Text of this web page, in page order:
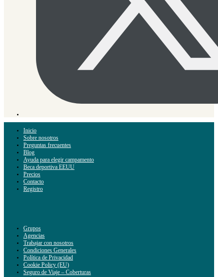
Inicio
Sobre nosotros
Preguntas frecuentes
Blog
Ayuda para elegir campamento
Beca deportiva EEUU
Precios
Contacto
Registro
Grupos
Agencias
Trabajar con nosotros
Condiciones Generales
Política de Privacidad
Cookie Policy (EU)
Seguro de Viaje – Coberturas